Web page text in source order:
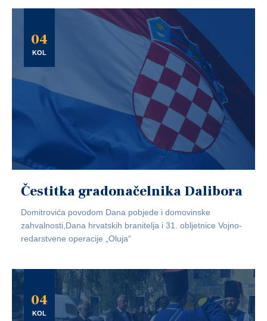
04
KOL
Čestitka gradonačelnika Dalibora
Domitrovića povodom Dana pobjede i domovinske
zahvalnosti,Dana hrvatskih branitelja i 31. obljetnice Vojno-
redarstvene operacije „Oluja“
04
KOL